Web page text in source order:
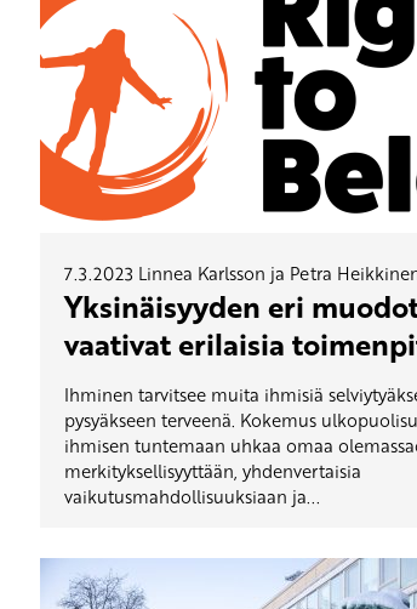
7.3.2023 Linnea Karlsson ja Petra
Yksinäisyyden eri
vaativat erilaisia
Ihminen tarvitsee muita ihmisiä
pysyäkseen terveenä. Kokemus
ihmisen tuntemaan uhkaa omaa
merkityksellisyyttään, yhdenvertaisia
vaikutusmahdollisuuksiaan ja...